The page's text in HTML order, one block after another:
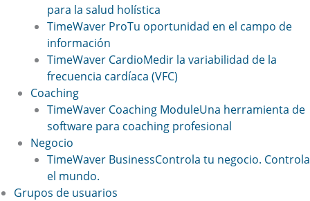
para la salud holística
TimeWaver ProTu oportunidad en el campo de
información
TimeWaver CardioMedir la variabilidad de la
frecuencia cardíaca (VFC)
Coaching
TimeWaver Coaching ModuleUna herramienta de
software para coaching profesional
Negocio
TimeWaver BusinessControla tu negocio. Controla
el mundo.
Grupos de usuarios